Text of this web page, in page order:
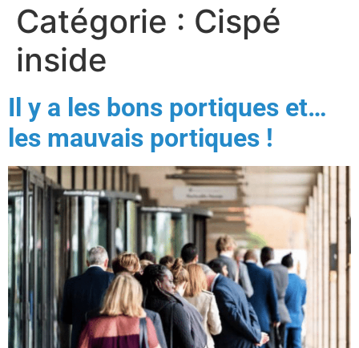
Catégorie : Cispé
inside
Il y a les bons portiques et…
les mauvais portiques !